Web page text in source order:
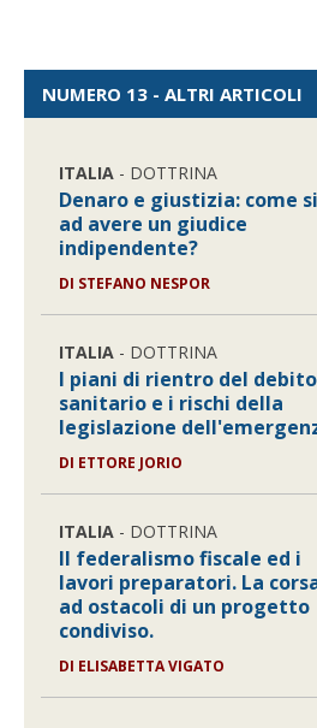
NUMERO 13 - ALTRI ARTICOLI
ITALIA - DOTTRINA
Denaro e giustizia: come
ad avere un giudice
indipendente?
DI STEFANO NESPOR
ITALIA - DOTTRINA
I piani di rientro del debito
sanitario e i rischi della
legislazione
DI ETTORE JORIO
ITALIA - DOTTRINA
Il federalismo fiscale ed i
lavori preparatori. La
ad ostacoli di un progetto
condiviso.
DI ELISABETTA VIGATO